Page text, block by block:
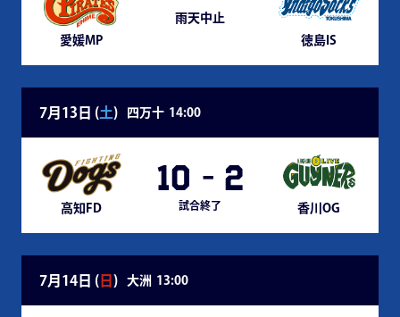
愛媛MP
雨天中止
徳島IS
7月13日 (土) 四万十 14:00
高知FD
10 - 2
試合終了 香川OG
7月14日 ( 日 ) 大洲 13:00